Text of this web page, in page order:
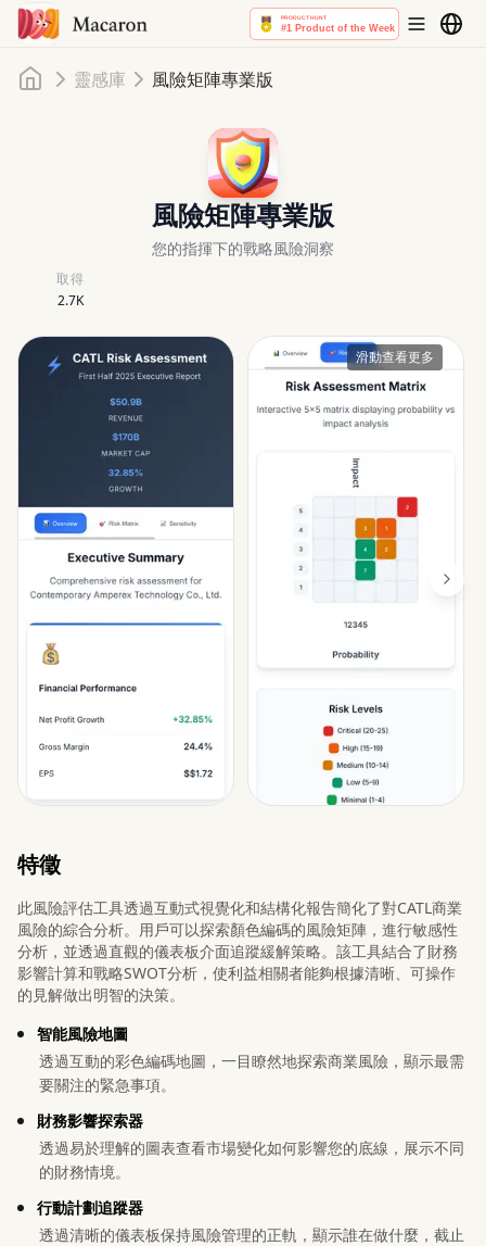
首頁靈感庫 風險矩陣專業版
風險矩陣專業版
您的指揮下的戰略風險洞察
取得
2.7K
滑動查看更多
特徵
此風險評估工具透過互動式視覺化和結構化報告簡化了對CATL商業
風險的綜合分析。用戶可以探索顏色編碼的風險矩陣，進行敏感性
分析，並透過直觀的儀表板介面追蹤緩解策略。該工具結合了財務
影響計算和戰略SWOT分析，使利益相關者能夠根據清晰、可操作
的見解做出明智的決策。
智能風險地圖
透過互動的彩色編碼地圖，一目瞭然地探索商業風險，顯示最需
要關注的緊急事項。
財務影響探索器
透過易於理解的圖表查看市場變化如何影響您的底線，展示不同
的財務情境。
行動計劃追蹤器
透過清晰的儀表板保持風險管理的正軌，顯示誰在做什麼，截止